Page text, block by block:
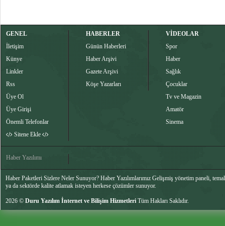
GENEL
İletişim
Künye
Linkler
Rss
Üye Ol
Üye Girişi
Önemli Telefonlar
Sitene Ekle
HABERLER
Günün Haberleri
Haber Arşivi
Gazete Arşivi
Köşe Yazarları
VİDEOLAR
Spor
Haber
Sağlık
Çocuklar
Tv ve Magazin
Amatör
Sinema
Haber Yazılımı
Haber Paketleri Sizlere Neler Sunuyor? Haber Yazılımlarımız Gelişmiş yönetim paneli,
ya da sektörde kalite atlamak isteyen herkese çözümler sunuyor.
2026 © Duru Yazılım İnternet ve Bilişim Hizmetleri Tüm Hakları Saklıdır.